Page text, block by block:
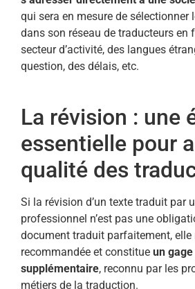
qui sera en mesure de sélectionner
dans son réseau de traducteurs en
secteur d’activité, des langues
question, des délais, etc.
La révision : une
essentielle pour
qualité des
Si la révision d’un texte traduit par
professionnel n’est pas une
document traduit parfaitement, elle
recommandée et constitue un
supplémentaire, reconnu par les
métiers de la traduction.